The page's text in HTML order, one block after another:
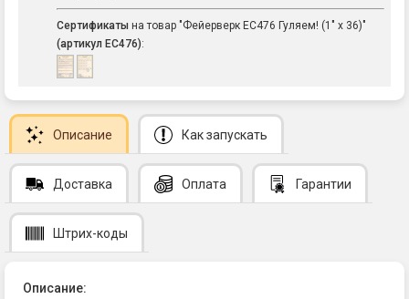
Сертификаты на товар "Фейерверк ЕС476 Гуляем! (1" х 36)"
(артикул ЕС476):
Описание Как запускать
Доставка Оплата Гарантии
Штрих-коды
Описание: